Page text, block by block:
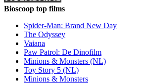
Bioscoop top films
Spider-Man: Brand New Day
The Odyssey
Vaiana
Paw Patrol: De Dinofilm
Minions & Monsters (NL)
Toy Story 5 (NL)
Minions & Monsters